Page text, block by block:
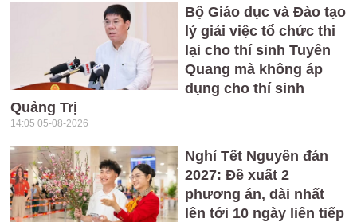
Bộ Giáo dục và Đào tạo
lý giải việc tổ chức thi
lại cho thí sinh Tuyên
Quang mà không áp
dụng cho thí sinh
Quảng Trị
14:05 05-08-2026
Nghỉ Tết Nguyên đán
2027: Đề xuất 2
phương án, dài nhất
lên tới 10 ngày liên tiếp